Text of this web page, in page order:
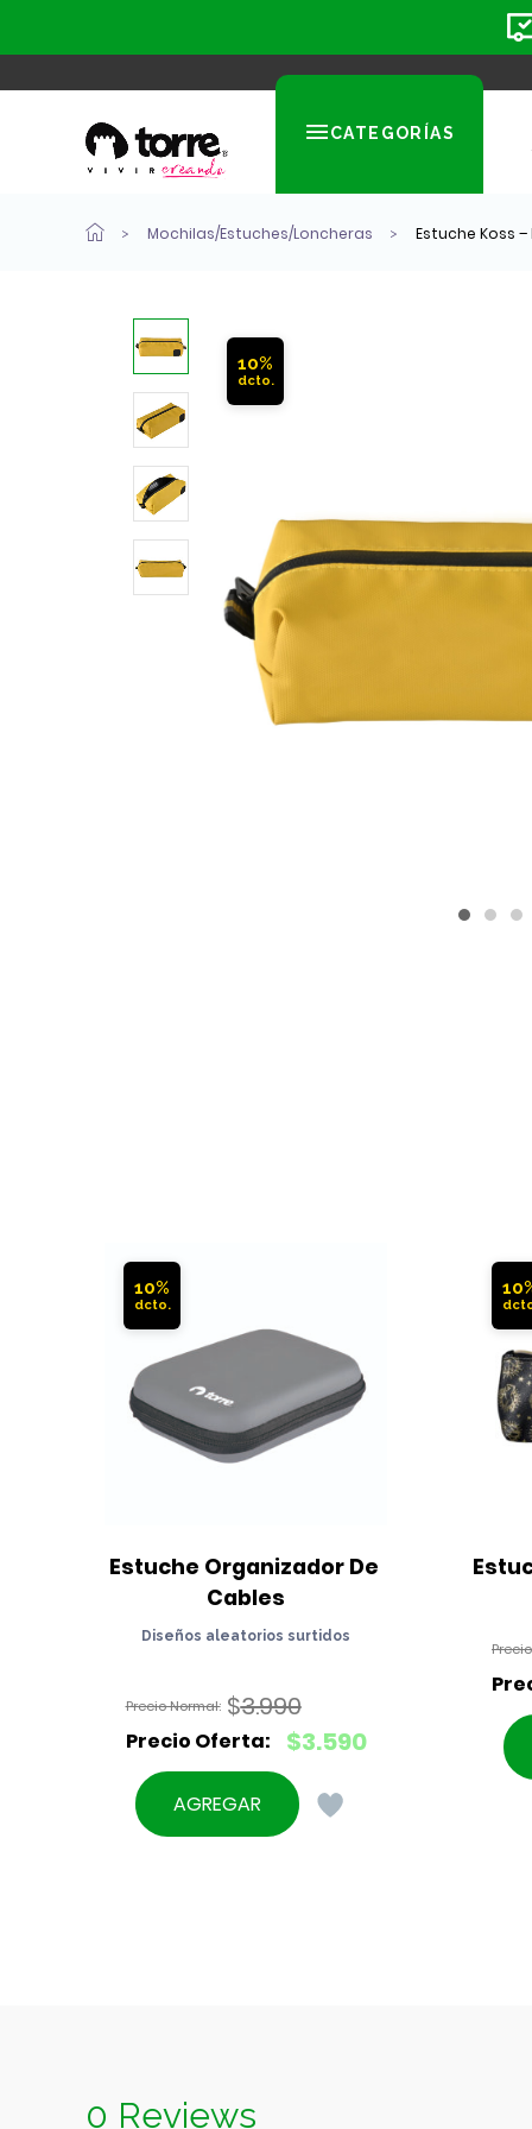
CATEGORÍAS
Mochilas/Estuches/Loncheras Estuche Koss
10%
10%
Estuche Organizador De
Cables
Diseños aleatorios surtidos
$3.990
El
precio
original
$3.590
El
precio
actual
AGREGAR
0 Reviews